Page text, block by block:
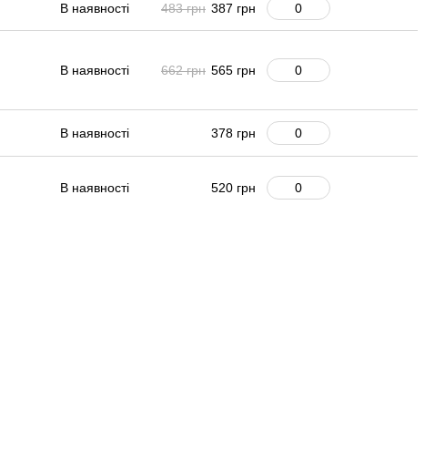
В наявності 483 грн 387 грн
В наявності 662 грн 565 грн
В наявності 378 грн
В наявності 520 грн